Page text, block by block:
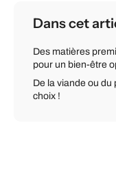
Dans cet
Des matières
pour un bien-être
De la viande ou du
choix !